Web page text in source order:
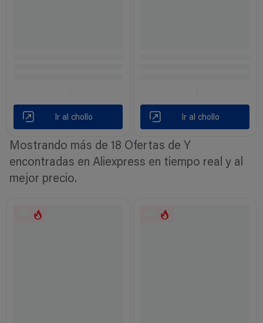
Ir al chollo Ir al chollo
Mostrando más de 18 Ofertas de Y
encontradas en Aliexpress en tiempo real y al
mejor precio.